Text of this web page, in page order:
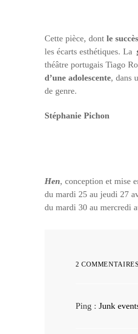
Cette pièce, dont le
les écarts esthétiques. La
théâtre portugais Tiago
d’une adolescente, dans
de genre.
Stéphanie Pichon
Hen, conception et mise
du mardi 25 au jeudi 27
du mardi 30 au mercredi
2 COMMENTAIRES
Ping : Junk